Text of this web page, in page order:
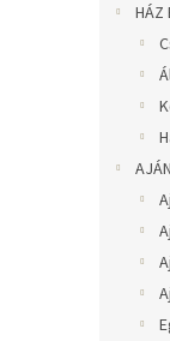
HÁZ